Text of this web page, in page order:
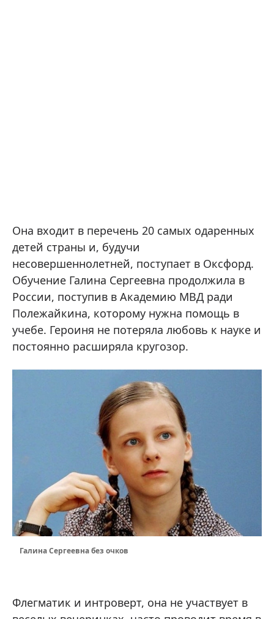
Она входит в перечень 20 самых одаренных
детей страны и, будучи
несовершеннолетней, поступает в Оксфорд.
Обучение Галина Сергеевна продолжила в
России, поступив в Академию МВД ради
Полежайкина, которому нужна помощь в
учебе. Героиня не потеряла любовь к науке и
постоянно расширяла кругозор.
Галина Сергеевна без очков
Флегматик и интроверт, она не участвует в